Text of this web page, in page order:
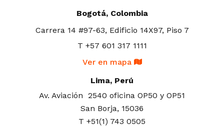
Bogotá, Colombia
Carrera 14 #97-63, Edificio 14X97, Piso 7
T +57 601 317 1111
Ver en mapa
Lima, Perú
Av. Aviación 2540 oficina OP50 y OP51
San Borja, 15036
T +51(1) 743 0505